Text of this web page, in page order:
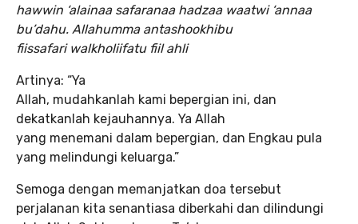
hawwin ‘alainaa safaranaa hadzaa waatwi ‘annaa
bu’dahu. Allahumma antashookhibu
fiissafari walkholiifatu fiil ahli
Artinya: “Ya
Allah, mudahkanlah kami bepergian ini, dan
dekatkanlah kejauhannya. Ya Allah
yang menemani dalam bepergian, dan Engkau pula
yang melindungi keluarga.”
Semoga dengan memanjatkan doa tersebut
perjalanan kita senantiasa diberkahi dan dilindungi